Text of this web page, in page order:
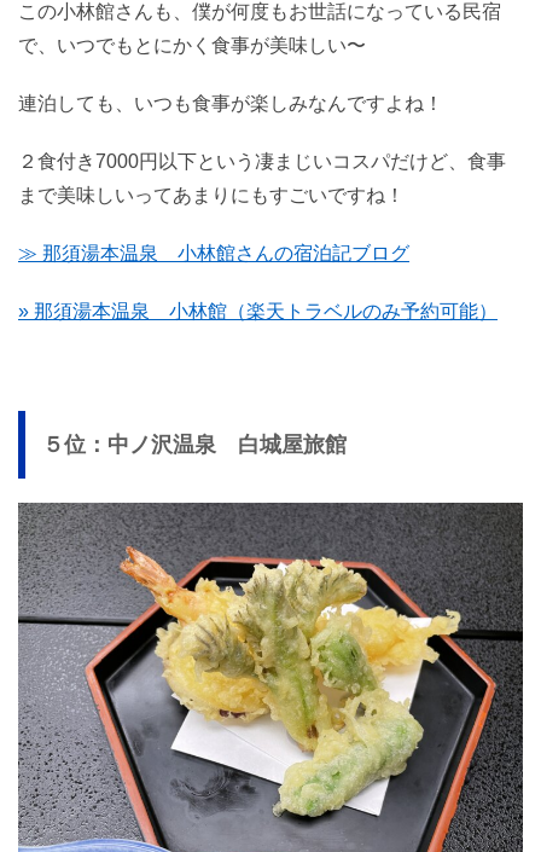
この小林館さんも、僕が何度もお世話になっている民宿
で、いつでもとにかく食事が美味しい〜
連泊しても、いつも食事が楽しみなんですよね！
２食付き7000円以下という凄まじいコスパだけど、食事
まで美味しいってあまりにもすごいですね！
≫ 那須湯本温泉 小林館さんの宿泊記ブログ
» 那須湯本温泉 小林館（楽天トラベルのみ予約可能）
５位：中ノ沢温泉 白城屋旅館